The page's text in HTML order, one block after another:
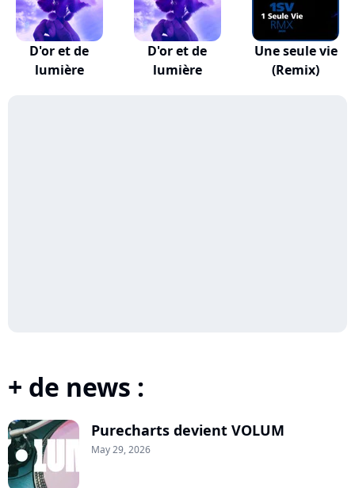
D'or et de
lumière
D'or et de
lumière
Une seule vie
(Remix)
+ de news :
Purecharts devient VOLUM
May 29, 2026